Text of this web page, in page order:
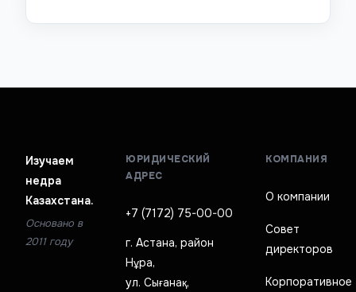
Изучаем
недра
Казахстана.
Основано в
2011 году
ЮРИДИЧЕСКИЙ
АДРЕС
+7 (7172) 75-00-00
г. Астана, район
Нұра,
ул. Сығанақ,
КОМПАНИЯ
О компании
Совет
директоров
Корпоративное